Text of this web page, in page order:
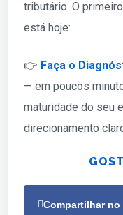
tributário. O
está hoje:
👉 Faça o
— em poucos
maturidade do seu
direcionamento
Compartilhar no